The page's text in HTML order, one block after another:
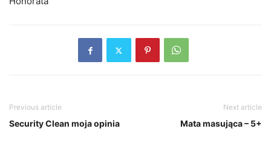
Previous article
Security Clean moja opinia
Next article
Mata masująca – 5+